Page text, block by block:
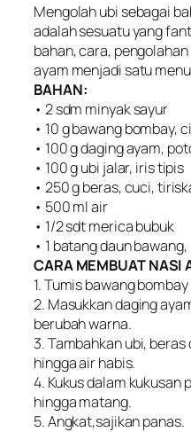
Mengolah ubi sebagai
adalah sesuatu yang
bahan, cara,
ayam menjadi satu
BAHAN:
• 2 sdm minyak sayur
• 10 g bawang bombay,
• 100 g daging ayam,
• 100 g ubi jalar, iris tipis
• 250 g beras, cuci,
• 500 ml air
• 1/2 sdt merica bubuk
• 1 batang daun
CARA MEMBUAT NASI
1. Tumis bawang
2. Masukkan daging
berubah warna.
3. Tambahkan ubi,
hingga air habis.
4. Kukus dalam kukusan
hingga matang.
5. Angkat,sajikan panas.